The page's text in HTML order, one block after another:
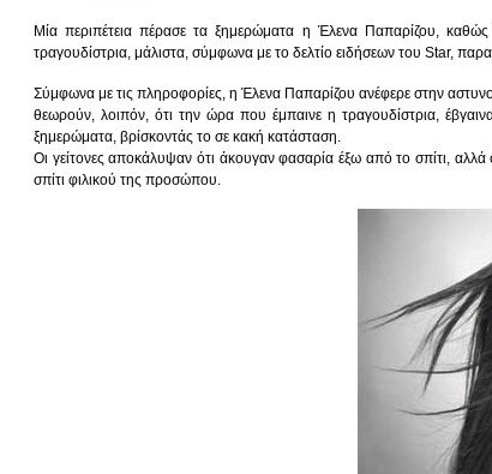
Μία περιπέτεια πέρασε τα ξημερώματα η Έλενα Παπαρίζου ,
τραγουδίστρια, μάλιστα, σύμφωνα με το δελτίο ειδήσεων του Star,
Σύμφωνα με τις πληροφορίες, ηΈλενα Παπαρίζου ανέφερε στην
θεωρούν, λοιπόν, ότι την ώρα που έμπαινε η τραγουδίστρια,
ξημερώματα, βρίσκοντάς το σε κακή κατάσταση.
Oι γείτονες αποκάλυψαν ότι άκουγαν φασαρία έξω από το σπίτι,
σπίτι φιλικού της προσώπου.